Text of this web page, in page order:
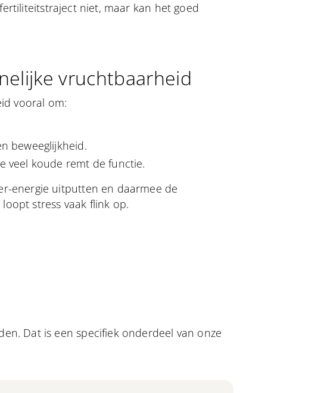
niet, maar kan het goed
vruchtbaarheid
vooral om:
beweeglijkheid.
veel koude remt de functie.
energie uitputten en daarmee de
stress vaak flink op.
Dat is een specifiek onderdeel van onze